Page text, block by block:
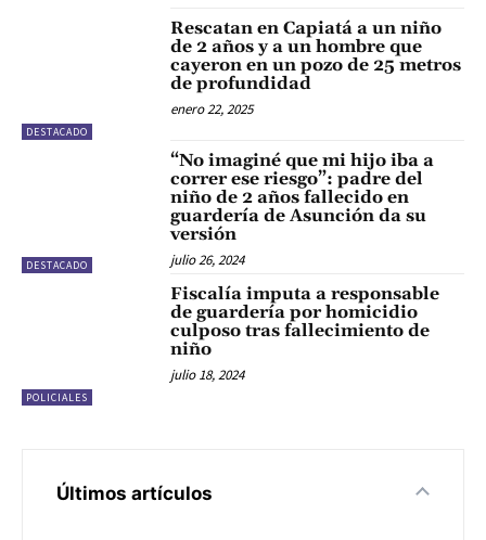
DESTACADO
Rescatan en Capiatá a un niño
de 2 años y a un hombre que
cayeron en un pozo de 25 metros
de profundidad
enero 22, 2025
DESTACADO
“No imaginé que mi hijo iba a
correr ese riesgo”: padre del
niño de 2 años fallecido en
guardería de Asunción da su
versión
julio 26, 2024
POLICIALES
Fiscalía imputa a responsable
de guardería por homicidio
culposo tras fallecimiento de
niño
julio 18, 2024
Últimos artículos